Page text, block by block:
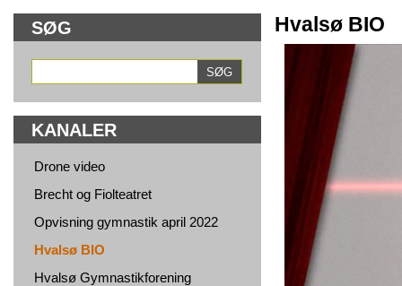
SØG
KANALER
Drone video
Brecht og Fiolteatret
Opvisning gymnastik april 2022
Hvalsø BIO
Hvalsø Gymnastikforening
Hvalsø BIO